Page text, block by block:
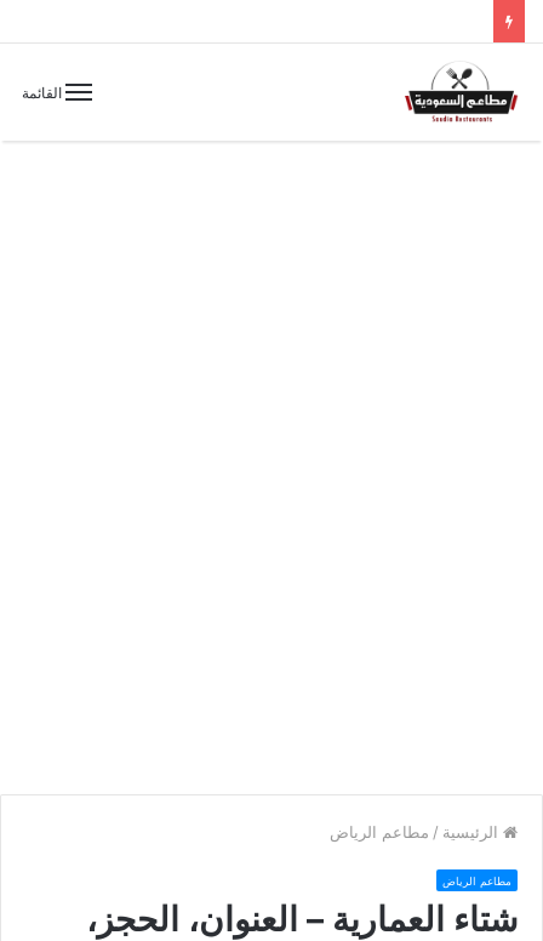
القائمة
الرئيسية / مطاعم الرياض
مطاعم الرياض
شتاء العمارية – العنوان، الحجز،